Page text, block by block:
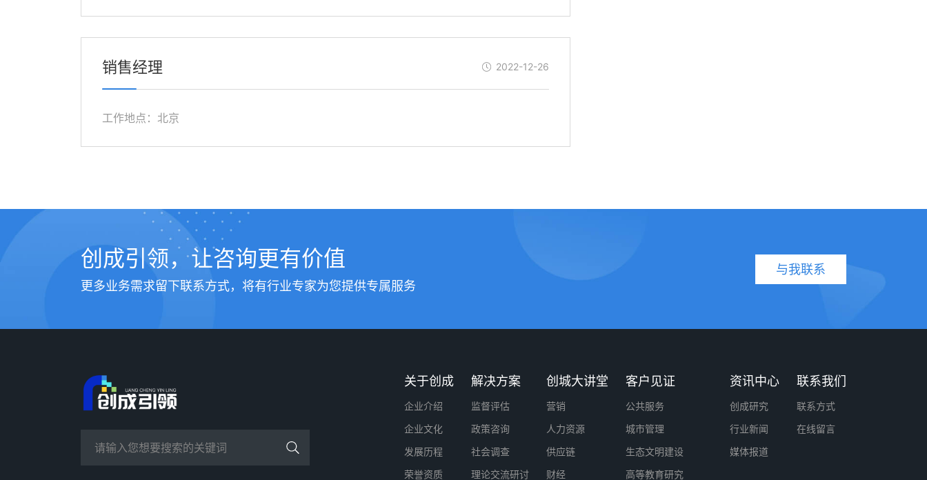
销售经理 2022-12-26
工作地点：北京
创成引领，让咨询更有价值
更多业务需求留下联系方式，将有行业专家为您提供专属服务
与我联系
关于创成
企业介绍
企业文化
发展历程
荣誉资质
解决方案
监督评估
政策咨询
社会调查
理论交流研讨
创城大讲堂
营销
人力资源
供应链
财经
客户见证
公共服务
城市管理
生态文明建设
高等教育研究
资讯中心
创成研究
行业新闻
媒体报道
联系我们
联系方式
在线留言